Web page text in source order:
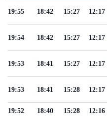
12:17
15:27
18:42
19:55
12:17
15:27
18:42
19:54
12:17
15:27
18:41
19:53
12:17
15:28
18:41
19:53
12:16
15:28
18:40
19:52